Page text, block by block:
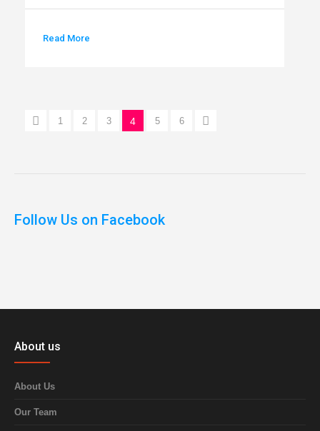
Read More
1 2 3 4 5 6
Follow Us on Facebook
About us
About Us
Our Team